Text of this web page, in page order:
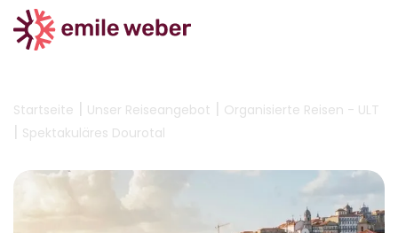
Startseite | Unser Reiseangebot | Organisierte Reisen - ULT
| Spektakuläres Dourotal